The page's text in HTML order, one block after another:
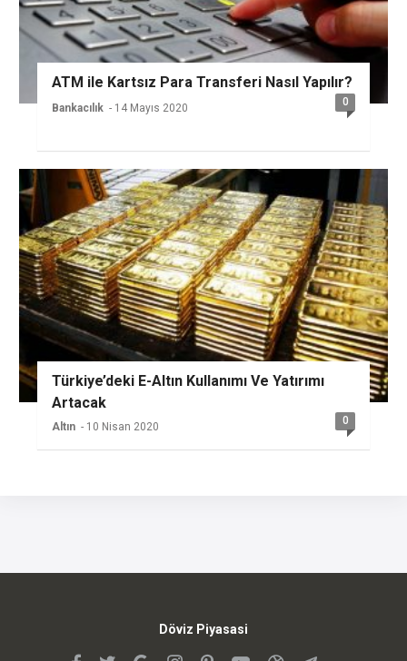
ATM ile Kartsız Para Transferi Nasıl Yapılır?
Bankacılık - 14 Mayıs 2020 0
Türkiye’deki E-Altın Kullanımı Ve Yatırımı
Artacak
Altın - 10 Nisan 2020 0
Döviz Piyasasi